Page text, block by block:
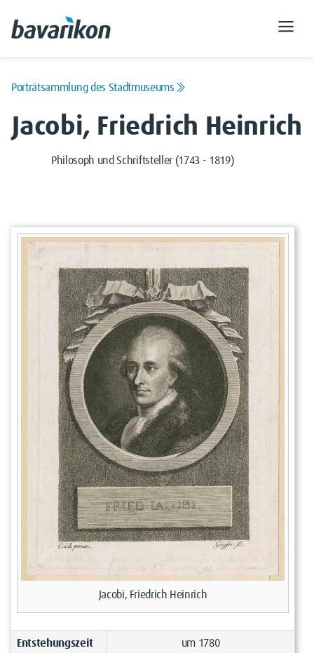
Porträtsammlung des Stadtmuseums
Jacobi, Friedrich Heinrich
Philosoph und Schriftsteller (1743 - 1819)
Jacobi, Friedrich Heinrich
Entstehungszeit um 1780